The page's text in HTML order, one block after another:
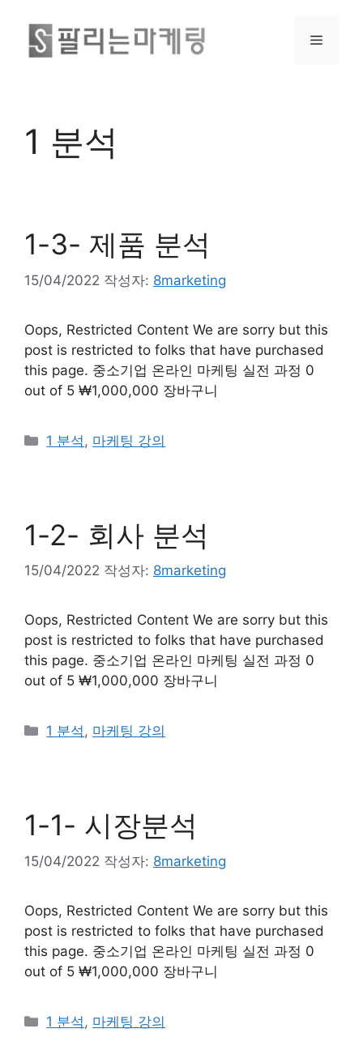
1 분석
1-3- 제품 분석
15/04/2022 작성자: 8marketing
Oops, Restricted Content We are sorry but this
post is restricted to folks that have purchased
this page. 중소기업 온라인 마케팅 실전 과정 0
out of 5 ₩1,000,000 장바구니
1 분석 , 마케팅 강의
1-2- 회사 분석
15/04/2022 작성자: 8marketing
Oops, Restricted Content We are sorry but this
post is restricted to folks that have purchased
this page. 중소기업 온라인 마케팅 실전 과정 0
out of 5 ₩1,000,000 장바구니
1 분석, 마케팅 강의
1-1- 시장분석
15/04/2022 작성자: 8marketing
Oops, Restricted Content We are sorry but this
post is restricted to folks that have purchased
this page. 중소기업 온라인 마케팅 실전 과정 0
out of 5 ₩1,000,000 장바구니
1 분석 , 마케팅 강의